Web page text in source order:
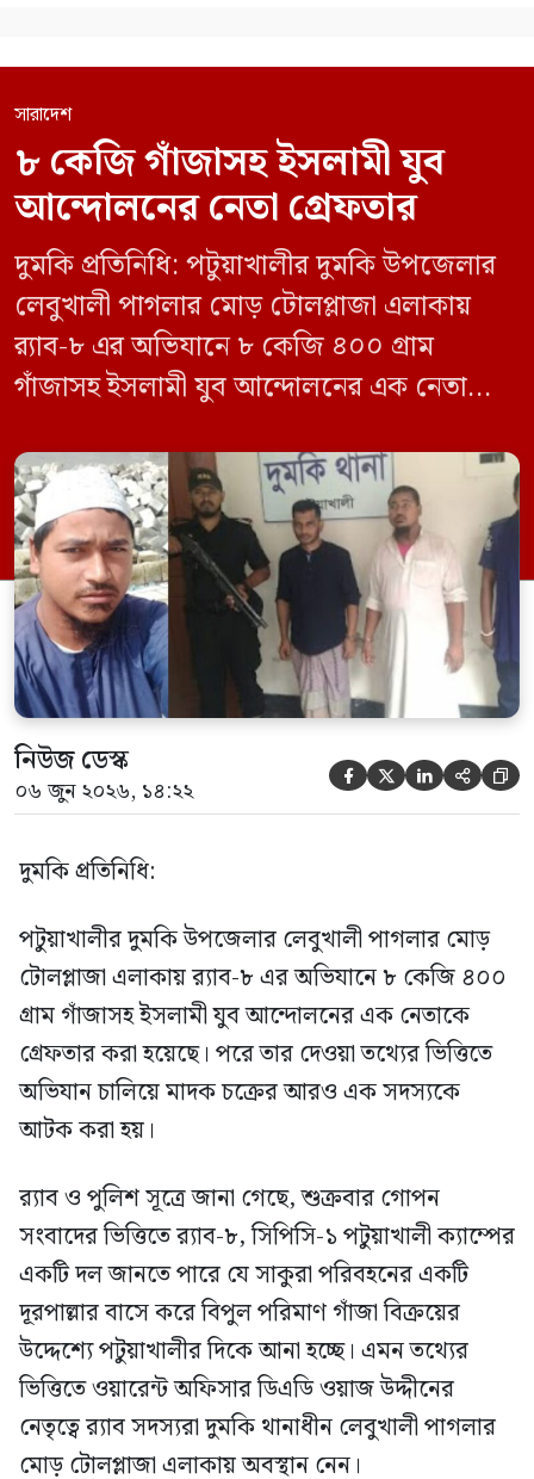
সারাদেশ
৮ কেজি গাঁজাসহ ইসলামী যুব
আন্দোলনের নেতা গ্রেফতার
দুমকি প্রতিনিধি: পটুয়াখালীর দুমকি উপজেলার
লেবুখালী পাগলার মোড় টোলপ্লাজা এলাকায়
র‍্যাব-৮ এর অভিযানে ৮ কেজি ৪০০ গ্রাম
গাঁজাসহ ইসলামী যুব আন্দোলনের এক নেতাকে
ভিত্তিতে অভিযান চালিয়ে মাদক চক্রের আরও
এক সদস্যকে আটক করা হয়। র‍্যাব ও পুলিশ
সূত্রে জানা গেছে, শুক্রবার গোপন সংবাদের
ভিত্তিতে র‍্যাব-৮, সিপিসি-১ পটুয়াখালী ক্যাম্পের
[…]
নিউজ ডেস্ক
০৬ জুন ২০২৬, ১৪:২২     
দুমকি প্রতিনিধি:
পটুয়াখালীর দুমকি উপজেলার লেবুখালী পাগলার মোড়
টোলপ্লাজা এলাকায় র‍্যাব-৮ এর অভিযানে ৮ কেজি ৪০০
গ্রাম গাঁজাসহ ইসলামী যুব আন্দোলনের এক নেতাকে
গ্রেফতার করা হয়েছে। পরে তার দেওয়া তথ্যের ভিত্তিতে
অভিযান চালিয়ে মাদক চক্রের আরও এক সদস্যকে
আটক করা হয়।
র‍্যাব ও পুলিশ সূত্রে জানা গেছে, শুক্রবার গোপন
সংবাদের ভিত্তিতে র‍্যাব-৮, সিপিসি-১ পটুয়াখালী ক্যাম্পের
একটি দল জানতে পারে যে সাকুরা পরিবহনের একটি
দূরপাল্লার বাসে করে বিপুল পরিমাণ গাঁজা বিক্রয়ের
উদ্দেশ্যে পটুয়াখালীর দিকে আনা হচ্ছে। এমন তথ্যের
ভিত্তিতে ওয়ারেন্ট অফিসার ডিএডি ওয়াজ উদ্দীনের
নেতৃত্বে র‍্যাব সদস্যরা দুমকি থানাধীন লেবুখালী পাগলার
মোড় টোলপ্লাজা এলাকায় অবস্থান নেন।